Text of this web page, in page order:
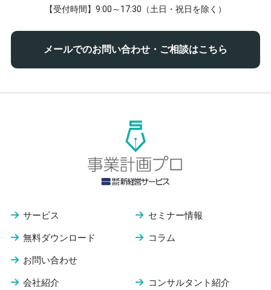
【受付時間】9:00～17:30（土日・祝日を除く）
メールでのお問い合わせ・ご相談はこちら
サービス セミナー情報
無料ダウンロード コラム
お問い合わせ
会社紹介 コンサルタント紹介